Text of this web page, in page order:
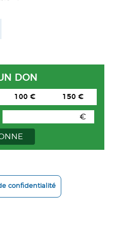
DON
100 € 150 €
€
confidentialité